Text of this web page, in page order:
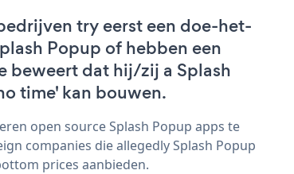
try eerst een doe-het-
Popup of hebben een
beweert dat hij/zij a Splash
time' kan bouwen.
open source Splash Popup apps te
companies die allegedly Splash Popup
prices aanbieden.